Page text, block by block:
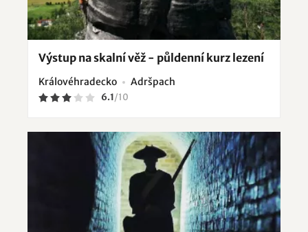
Výstup na skalní věž - půldenní kurz lezení
Královéhradecko Adršpach
6.1/10